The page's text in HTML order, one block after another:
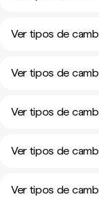
Ver tipos de
Ver tipos de
Ver tipos de
Ver tipos de
Ver tipos de